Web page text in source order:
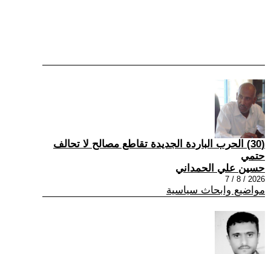
(30) الحرب الباردة الجديدة تقاطع مصالح لا تحالف
حتمي
حسين علي الحمداني
2026 / 8 / 7
مواضيع وابحاث سياسية